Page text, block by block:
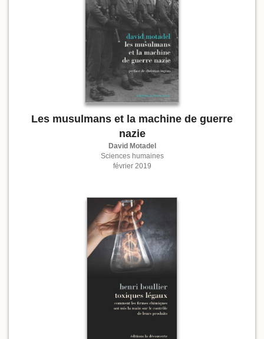
Les musulmans et la machine de guerre
nazie
David Motadel
Sciences humaines
février 2019